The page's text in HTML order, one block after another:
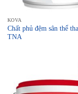
KOVA
Chất phủ đệm sân thể
TNA